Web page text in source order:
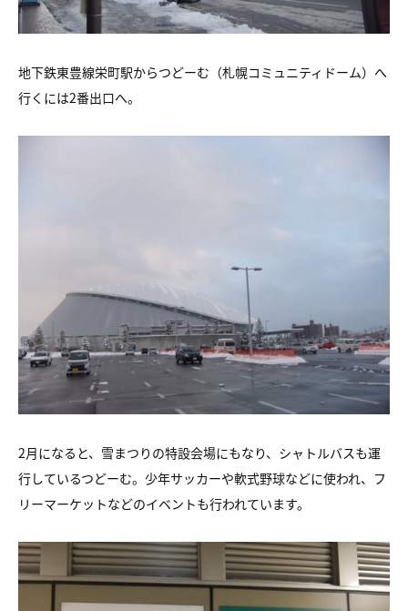
地下鉄東豊線栄町駅からつどーむ（札幌コミュニティドーム）へ
行くには2番出口へ。
2月になると、雪まつりの特設会場にもなり、シャトルバスも運
行しているつどーむ。少年サッカーや軟式野球などに使われ、フ
リーマーケットなどのイベントも行われています。